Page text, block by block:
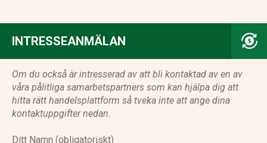
INTRESSEANMÄLAN
Om du också är intresserad av att bli kontaktad av en av
våra pålitliga samarbetspartners som kan hjälpa dig att
hitta rätt handelsplattform så tveka inte att ange dina
kontaktuppgifter nedan.
Ditt Namn (obligatoriskt)